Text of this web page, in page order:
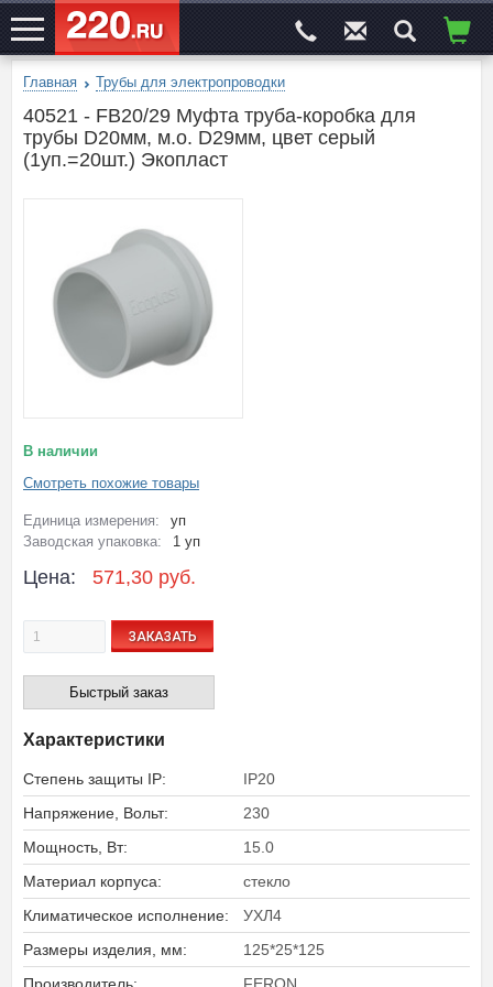
ЭЛЕКТРОСАЙТ№1
Главная Трубы для электропроводки
40521 - FB20/29 Муфта труба-коробка для
трубы D20мм, м.о. D29мм, цвет серый
(1уп.=20шт.) Экопласт
В наличии
Смотреть похожие товары
Единица измерения:
уп
Заводская упаковка:
1 уп
Цена: 571,30 руб.
ЗАКАЗАТЬ
Быстрый заказ
Характеристики
Степень защиты IP:
IP20
Напряжение, Вольт:
230
Мощность, Вт:
15.0
Материал корпуса:
стекло
Климатическое исполнение:
УХЛ4
Размеры изделия, мм:
125*25*125